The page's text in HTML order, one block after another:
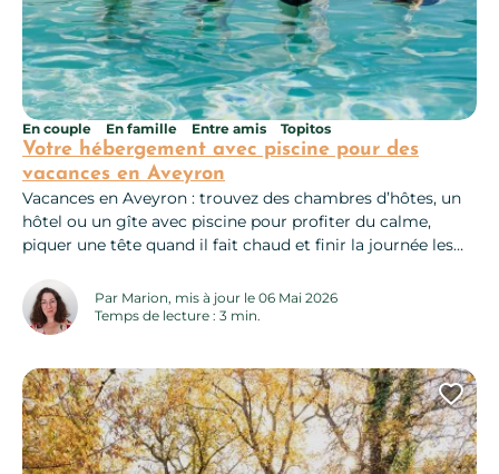
Votre hébergement avec piscine pour des
vacances en Aveyron
En couple En famille Entre amis Topitos
Vacances en Aveyron : trouvez des chambres d’hôtes, un
hôtel ou un gîte avec piscine pour profiter du calme,
piquer une tête quand il fait chaud et finir la journée les
gîte au calme, chambre d’hôtes pleine de charme, hôtel
tout confort ou camping familial, vous...
Par Marion, mis à jour le 06 Mai 2026
Temps de lecture : 3 min.